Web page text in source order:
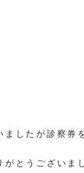
ましたが診察券
とうございま